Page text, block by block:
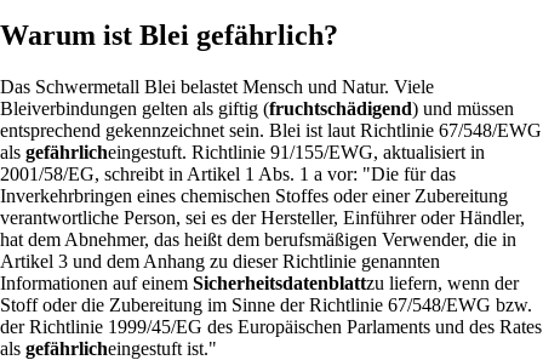
Warum ist Blei gefährlich?
Das Schwermetall Blei belastet Mensch und Natur. Viele
Bleiverbindungen gelten als giftig (fruchtschädigend) und müssen
entsprechend gekennzeichnet sein. Blei ist laut Richtlinie 67/548/EWG
als gefährlicheingestuft. Richtlinie 91/155/EWG, aktualisiert in
2001/58/EG, schreibt in Artikel 1 Abs. 1 a vor: "Die für das
Inverkehrbringen eines chemischen Stoffes oder einer Zubereitung
verantwortliche Person, sei es der Hersteller, Einführer oder Händler,
hat dem Abnehmer, das heißt dem berufsmäßigen Verwender, die in
Artikel 3 und dem Anhang zu dieser Richtlinie genannten
Informationen auf einem Sicherheitsdatenblattzu liefern, wenn der
Stoff oder die Zubereitung im Sinne der Richtlinie 67/548/EWG bzw.
der Richtlinie 1999/45/EG des Europäischen Parlaments und des Rates
als gefährlicheingestuft ist."